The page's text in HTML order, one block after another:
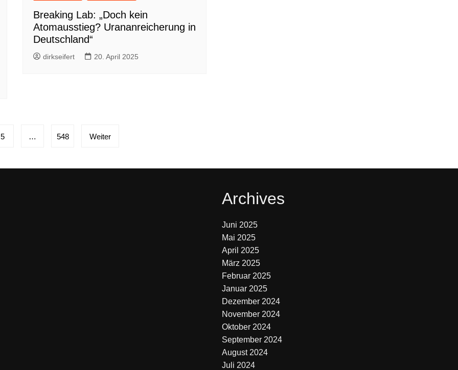
Breaking Lab: „Doch kein
Atomausstieg? Urananreicherung in
Deutschland“
dirkseifert 20. April 2025
5 … 548 Weiter
Archives
Juni 2025
Mai 2025
April 2025
März 2025
Februar 2025
Januar 2025
Dezember 2024
November 2024
Oktober 2024
September 2024
August 2024
Juli 2024